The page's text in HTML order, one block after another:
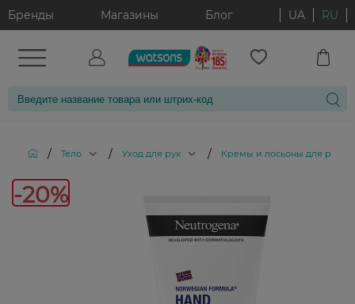
Бренды Магазины Блог UA RU
/ Тело / Уход для рук / Кремы и лосьоны для рук
-20%